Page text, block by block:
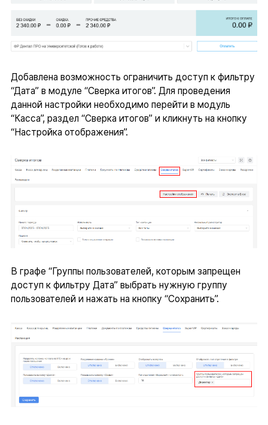
Добавлена возможность ограничить доступ к фильтру
“Дата” в модуле “Сверка итогов”. Для проведения
данной настройки необходимо перейти в модуль
“Касса”, раздел “Сверка итогов” и кликнуть на кнопку
“Настройка отображения”.
В графе “Группы пользователей, которым запрещен
доступ к фильтру Дата” выбрать нужную группу
пользователей и нажать на кнопку “Сохранить”.